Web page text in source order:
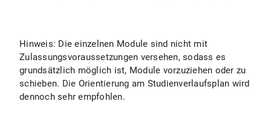
Hinweis: Die einzelnen Module sind nicht mit
Zulassungsvoraussetzungen versehen, sodass es
grundsätzlich möglich ist, Module vorzuziehen oder zu
schieben. Die Orientierung am Studienverlaufsplan wird
dennoch sehr empfohlen.